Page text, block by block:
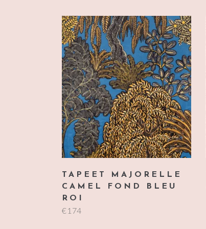
TAPEET MAJORELLE
CAMEL FOND BLEU
ROI
€174